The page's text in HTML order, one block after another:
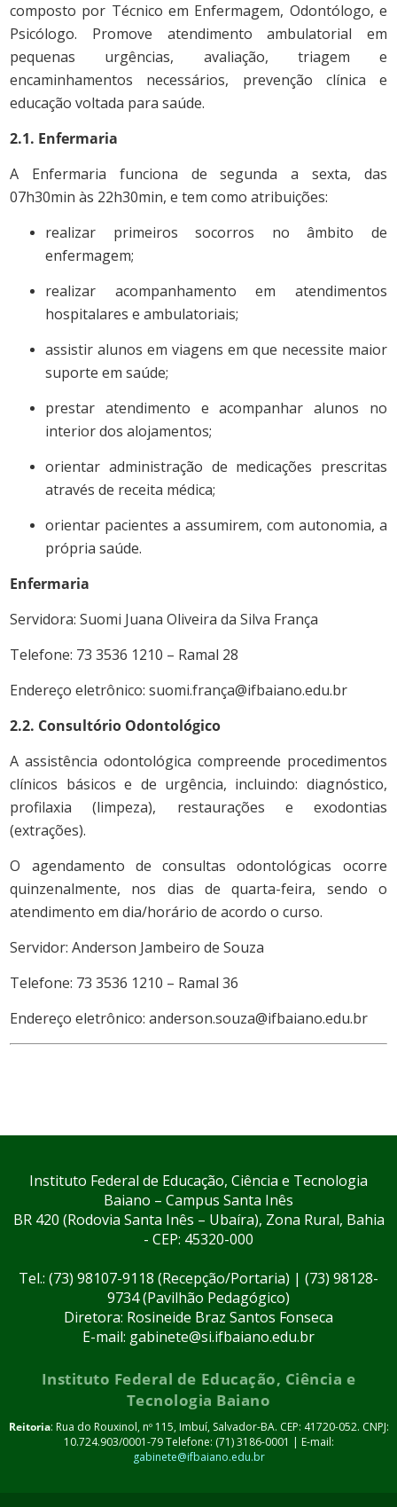
composto por Técnico em Enfermagem, Odontólogo, e
Psicólogo. Promove atendimento ambulatorial em
pequenas urgências, avaliação, triagem e
encaminhamentos necessários, prevenção clínica e
educação voltada para saúde.
2.1. Enfermaria
A Enfermaria funciona de segunda a sexta, das
07h30min às 22h30min, e tem como atribuições:
realizar primeiros socorros no âmbito de
enfermagem;
realizar acompanhamento em atendimentos
hospitalares e ambulatoriais;
assistir alunos em viagens em que necessite maior
suporte em saúde;
prestar atendimento e acompanhar alunos no
interior dos alojamentos;
orientar administração de medicações prescritas
através de receita médica;
orientar pacientes a assumirem, com autonomia, a
própria saúde.
Enfermaria
Servidora: Suomi Juana Oliveira da Silva França
Telefone: 73 3536 1210 – Ramal 28
Endereço eletrônico: suomi.frança@ifbaiano.edu.br
2.2. Consultório Odontológico
A assistência odontológica compreende procedimentos
clínicos básicos e de urgência, incluindo: diagnóstico,
profilaxia (limpeza), restaurações e exodontias
(extrações).
O agendamento de consultas odontológicas ocorre
quinzenalmente, nos dias de quarta-feira, sendo o
atendimento em dia/horário de acordo o curso.
Servidor: Anderson Jambeiro de Souza
Telefone: 73 3536 1210 – Ramal 36
Endereço eletrônico: anderson.souza@ifbaiano.edu.br
Instituto Federal de Educação, Ciência e Tecnologia
Baiano – Campus Santa Inês
BR 420 (Rodovia Santa Inês – Ubaíra), Zona Rural, Bahia
- CEP: 45320-000
Tel.: (73) 98107-9118 (Recepção/Portaria) | (73) 98128-
9734 (Pavilhão Pedagógico)
Diretora: Rosineide Braz Santos Fonseca
E-mail: gabinete@si.ifbaiano.edu.br
Instituto Federal de Educação, Ciência e
Tecnologia Baiano
Reitoria: Rua do Rouxinol, nº 115, Imbuí, Salvador-BA. CEP: 41720-052. CNPJ:
10.724.903/0001-79 Telefone: (71) 3186-0001 | E-mail:
gabinete@ifbaiano.edu.br